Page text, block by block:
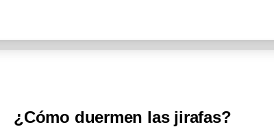
¿Cómo duermen las jirafas?